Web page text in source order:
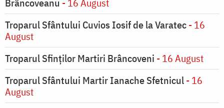
Brâncoveanu - 16 August
Troparul Sfântului Cuvios Iosif de la Varatec- 16
August
Troparul Sfinților Martiri Brâncoveni - 16 August
Troparul Sfântului Martir Ianache Sfetnicul- 16
August